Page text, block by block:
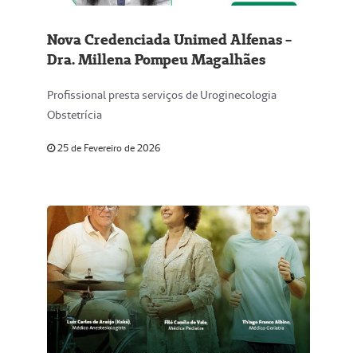
Nova Credenciada Unimed Alfenas -
Dra. Millena Pompeu Magalhães
Profissional presta serviços de Uroginecologia
Obstetrícia
25 de Fevereiro de 2026